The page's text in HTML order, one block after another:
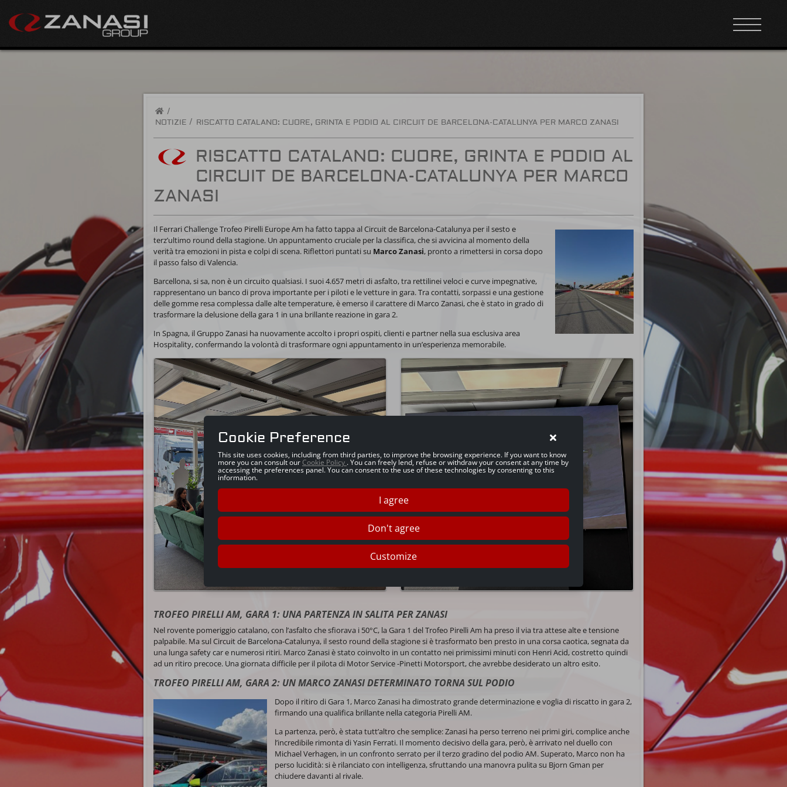
/
NOTIZIE
RISCATTO CATALANO: CUORE, GRINTA E PODIO AL CIRCUIT DE BARCELONA-CATALUNYA PER MARCO ZANASI
RISCATTO CATALANO: CUORE, GRINTA E PODIO AL
CIRCUIT DE BARCELONA-CATALUNYA PER MARCO
ZANASI
Il Ferrari Challenge Trofeo Pirelli Europe Am ha fatto tappa al Circuit de Barcelona-Catalunya per il sesto e
terz’ultimo round della stagione. Un appuntamento cruciale per la classifica, che si avvicina al momento della
verità tra emozioni in pista e colpi di scena. Riflettori puntati su Marco Zanasi, pronto a rimettersi in corsa dopo
il passo falso di Valencia.
Barcellona, si sa, non è un circuito qualsiasi. I suoi 4.657 metri di asfalto, tra rettilinei veloci e curve impegnative,
rappresentano un banco di prova importante per i piloti e le vetture in gara. Tra contatti, sorpassi e una gestione
delle gomme resa complessa dalle alte temperature, è emerso il carattere di Marco Zanasi, che è stato in grado di
trasformare la delusione della gara 1 in una brillante reazione in gara 2.
In Spagna, il Gruppo Zanasi ha nuovamente accolto i propri ospiti, clienti e partner nella sua esclusiva area
Hospitality, confermando la volontà di trasformare ogni appuntamento in un’esperienza memorabile.
TROFEO PIRELLI AM, GARA 1: UNA PARTENZA IN SALITA PER ZANASI
Nel rovente pomeriggio catalano, con l’asfalto che sfiorava i 50°C, la Gara 1 del Trofeo Pirelli Am ha preso il via tra attese alte e tensione
palpabile. Ma sul Circuit de Barcelona-Catalunya, il sesto round della stagione si è trasformato ben presto in una corsa caotica, segnata da
una lunga safety car e numerosi ritiri. Marco Zanasi è stato coinvolto in un contatto nei primissimi minuti con Henri Acid, costretto quindi
ad un ritiro precoce. Una giornata difficile per il pilota di Motor Service -Pinetti Motorsport, che avrebbe desiderato un altro esito.
TROFEO PIRELLI AM, GARA 2: UN MARCO ZANASI DETERMINATO TORNA SUL PODIO
Dopo il ritiro di Gara 1, Marco Zanasi ha dimostrato grande determinazione e voglia di riscatto in gara 2,
firmando una qualifica brillante nella categoria Pirelli AM.
La partenza, però, è stata tutt’altro che semplice: Zanasi ha perso terreno nei primi giri, complice anche
l’incredibile rimonta di Yasin Ferrati. Il momento decisivo della gara, però, è arrivato nel duello con
Michael Verhagen, in un confronto serrato per il terzo gradino del podio AM. Superato, Marco non ha
perso lucidità: si è rilanciato con intelligenza, sfruttando una manovra pulita su Bjorn Gman per
chiudere davanti al rivale.
Cookie Preference
This site uses cookies, including from third parties, to improve the browsing experience. If you want to know
more you can consult ourCookie Policy . You can freely lend, refuse or withdraw your consent at any time by
accessing the preferences panel. You can consent to the use of these technologies by consenting to this
information.
I agree
Don't agree
Customize